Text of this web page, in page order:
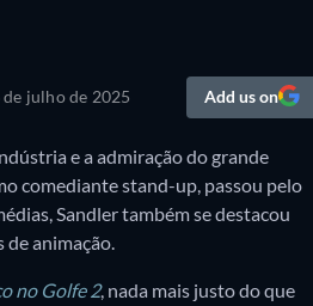
de julho de 2025 Add us on
e a admiração do grande
comediante stand-up, passou pelo
Sandler também se destacou
animação.
no Golfe 2, nada mais justo do que